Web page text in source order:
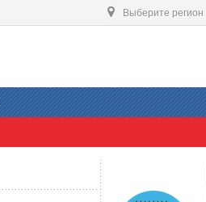
Выберите регион